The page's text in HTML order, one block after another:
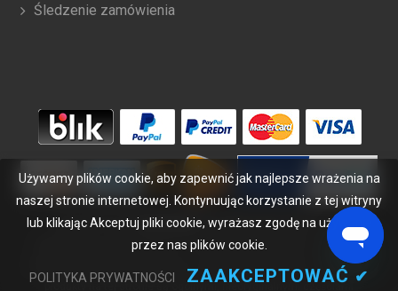
Śledzenie zamówienia
Copyright ©2026 bateriabuy.pl. Wszelkie prawa zastrzeżone.
Wyznaczone znaki handlowe i marki są własnością ich właścicieli.
BateriaBuy.pl nie jest powiązany z żadnymi markami OEM. Wszystkie
produkty na tej stronie są ogólnymi, nieoryginalnymi częściami
Używamy plików cookie, aby zapewnić jak najlepsze wrażenia na
naszej stronie internetowej. Kontynuując korzystanie z tej witryny
lub klikając Akceptuj pliki cookie, wyrażasz zgodę na używanie
przez nas plików cookie.
POLITYKA PRYWATNOŚCI ZAAKCEPTOWAĆ ✔